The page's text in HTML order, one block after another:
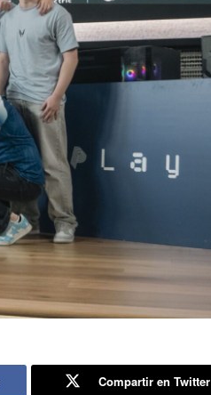
Compartir en Twitter